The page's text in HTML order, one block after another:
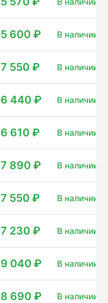
5 600 ₽ В наличии:
7 550 ₽ В наличии:
6 440 ₽ В наличии:
6 610 ₽ В наличии:
7 890 ₽ В наличии:
7 550 ₽ В наличии:
7 230 ₽ В наличии:
9 040 ₽ В наличии:
8 690 ₽ В наличии: